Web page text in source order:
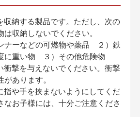
納する製品です。ただし、次の
は収納しないでください。
ナーなどの可燃物や薬品 ２）鉄
に重い物 ３）その他危険物
撃を与えないでください。衝撃
あります。
や手を挟まないようにしてくだ
なお子様には、十分ご注意くださ